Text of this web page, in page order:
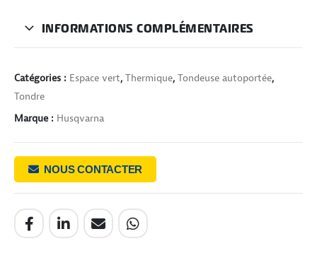
INFORMATIONS COMPLÉMENTAIRES
Catégories : Espace vert, Thermique, Tondeuse autoportée,
Tondre
Marque : Husqvarna
NOUS CONTACTER